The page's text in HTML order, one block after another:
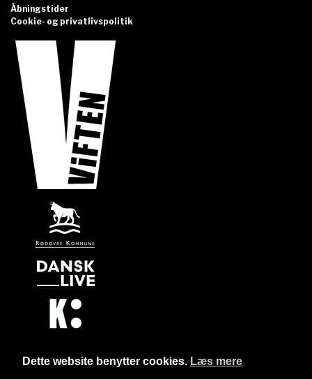
Dette website benytter cookies. Læs mere
Åbningstider
Cookie- og privatlivspolitik